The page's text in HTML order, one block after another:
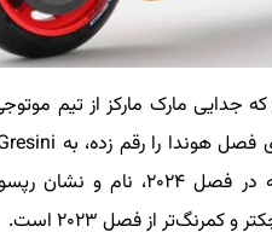
جدایی مارک مارکز از تیم
اخبار هم نباشید، شاید متوجه شده
از فصل ۲۰۲۳ است.